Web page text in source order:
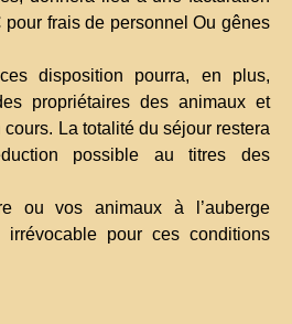
frais de personnel Ou gênes
disposition pourra, en plus,
propriétaires des animaux et
La totalité du séjour restera
possible au titres des
ou vos animaux à l’auberge
irrévocable pour ces conditions